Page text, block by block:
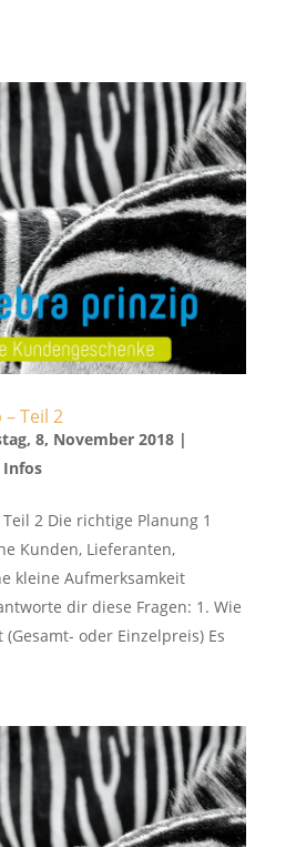
– Teil 2
8, November 2018|
Infos
Teil 2 Die richtige Planung 1
Kunden, Lieferanten,
kleine Aufmerksamkeit
dir diese Fragen: 1. Wie
oder Einzelpreis) Es